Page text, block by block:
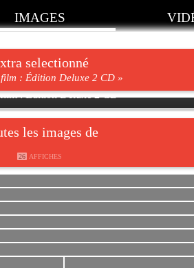
IMAGES
selectionné
film : Édition Deluxe 2 CD »
: Édition Deluxe 2 CD
les images de
26 AFFICHES